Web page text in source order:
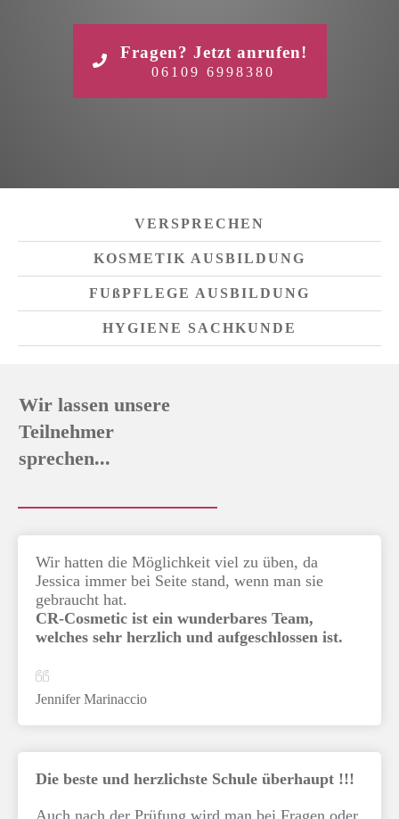
Fragen? Jetzt anrufen!
06109 6998380
VERSPRECHEN
KOSMETIK AUSBILDUNG
FUßPFLEGE AUSBILDUNG
HYGIENE SACHKUNDE
Wir lassen unsere
Teilnehmer
sprechen...
Wir hatten die Möglichkeit viel zu üben, da
Jessica immer bei Seite stand, wenn man sie
gebraucht hat.
CR-Cosmetic ist ein wunderbares Team,
welches sehr herzlich und aufgeschlossen ist.
Jennifer Marinaccio
Die beste und herzlichste Schule überhaupt !!!
Auch nach der Prüfung wird man bei Fragen oder